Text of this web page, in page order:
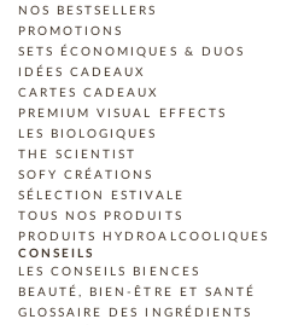
NOS BESTSELLERS
PROMOTIONS
SETS ÉCONOMIQUES & DUOS
IDÉES CADEAUX
CARTES CADEAUX
PREMIUM VISUAL EFFECTS
LES BIOLOGIQUES
THE SCIENTIST
SOFY CRÉATIONS
SÉLECTION ESTIVALE
TOUS NOS PRODUITS
PRODUITS HYDROALCOOLIQUES
CONSEILS
LES CONSEILS BIENCES
BEAUTÉ, BIEN-ÊTRE ET SANTÉ
GLOSSAIRE DES INGRÉDIENTS